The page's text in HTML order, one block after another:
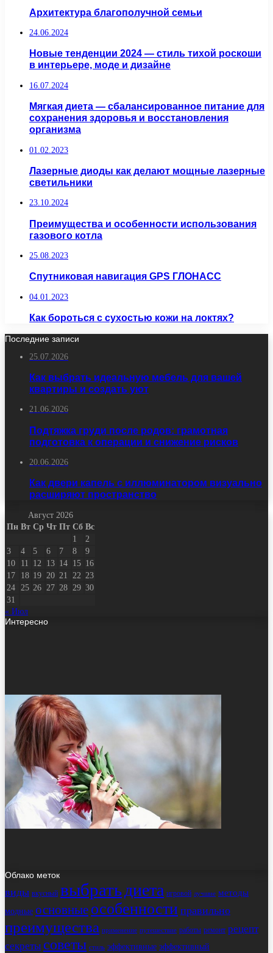
Архитектура благополучной семьи
24.06.2024
Новые тенденции 2024 — стиль тихой роскоши
в интерьере, моде и дизайне
16.07.2024
Мягкая диета — сбалансированное питание для
сохранения здоровья и восстановления
организма
01.02.2023
Лазерные диоды как делают мощные лазерные
светильники
23.10.2024
Преимущества и особенности использования
газового котла
25.08.2023
Спутниковая навигация GPS ГЛОНАСС
04.01.2023
Как бороться с сухостью кожи на локтях?
Последние записи
25.07.2026
Как выбрать идеальную мебель для вашей
квартиры и создать уют
21.06.2026
Подтяжка груди после родов: грамотная
подготовка к операции и снижение рисков
20.06.2026
Как двери капель с иллюминатором визуально
расширяют пространство
Август 2026
Пн Вт Ср Чт Пт Сб Вс
1
2
3
4 5 6 7 8
9
10
11 12 13 14 15 16
17
18 19 20 21 22 23
24
25 26 27 28 29 30
31
« Июл
Интересно
Облако меток
виды вкусный выбратьдиета игровой лучшие методы
модные основные особенности правильно
преимущества применение путешествие работы ремонт рецепт
секреты советы стиль эффективные эффективный